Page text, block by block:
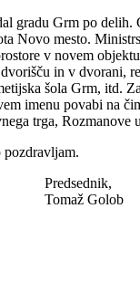
Grm po
Novo mesto.
v novem
in v dvorani,
šola Grm, itd.
imenu povabi
trga,
pozdravljam.